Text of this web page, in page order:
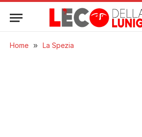
Home » La Spezia